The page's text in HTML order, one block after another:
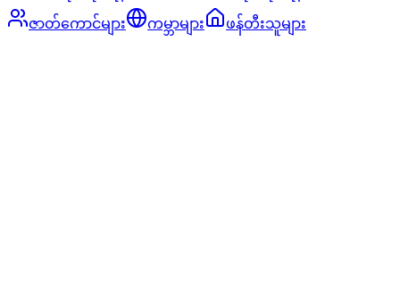
ဇာတ်ကောင်များ ကမ္ဘာများ ဖန်တီးသူများ